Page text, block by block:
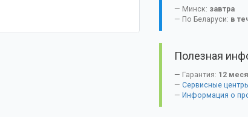
Минск: завтра
По Беларуси: в
Полезная
Гарантия: 12
Сервисные
Информация о